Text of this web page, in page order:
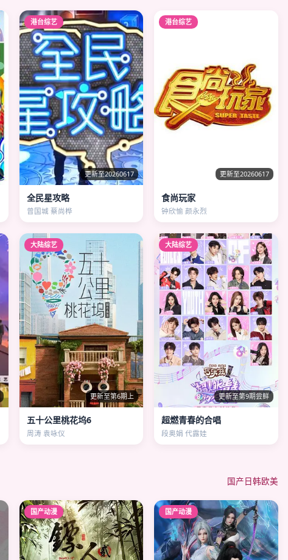
港台综艺
更新至20260617
全民星攻略
曾国城 蔡尚桦
港台综艺
更新至20260617
食尚玩家
钟欣愉 颜永烈
大陆综艺
更新至第6期上
五十公里桃花坞6
周涛 袁咏仪
大陆综艺
更新至第9期尝鲜
超燃青春的合唱
段奥娟 代露娃
国产日韩欧美
国产动漫 国产动漫